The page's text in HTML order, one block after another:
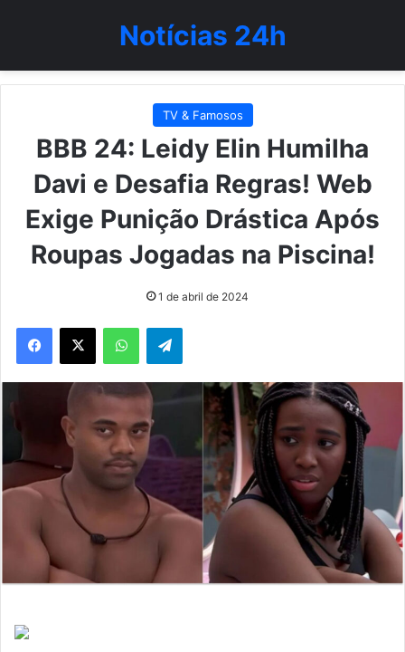
Notícias 24h
TV & Famosos
BBB 24: Leidy Elin Humilha
Davi e Desafia Regras! Web
Exige Punição Drástica Após
Roupas Jogadas na Piscina!
1 de abril de 2024
WhatsAppTelegram